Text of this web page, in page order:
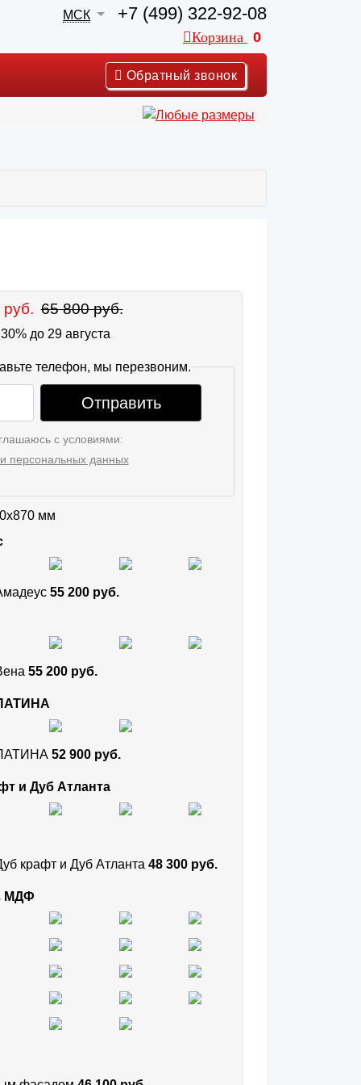
МСК +7 (499) 322-92-08
Корзина 0
Обратный звонок
65 800 руб.
до 29 августа
телефон, мы перезвоним.
Отправить
с условиями:
персональных данных
мм
55 200 руб.
55 200 руб.
52 900 руб.
и Дуб Атланта
крафт и Дуб Атланта 48 300 руб.
МДФ